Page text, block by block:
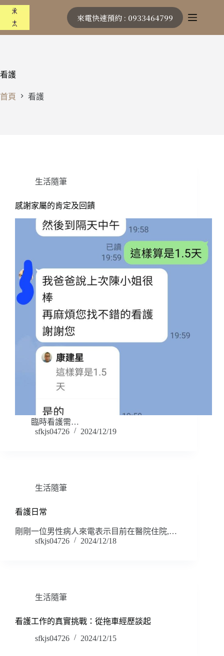
跳
主
來電快速預約 : 0933464799
看護
首頁 看護
生活隨筆
感謝家屬的肯定及回饋
臨時看護需…
sfkjs04726
2024/12/19
生活隨筆
看護日常
剛剛一位男性病人來電表示目前在醫院住院,…
sfkjs04726
2024/12/18
生活隨筆
看護工作的真實挑戰：從拖車經歷談起
sfkjs04726
2024/12/15